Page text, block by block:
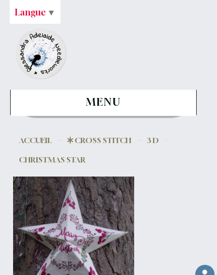
MENU
ACCUEIL CROSS STITCH
3 D
CHRISTMAS STAR
Langue ▼